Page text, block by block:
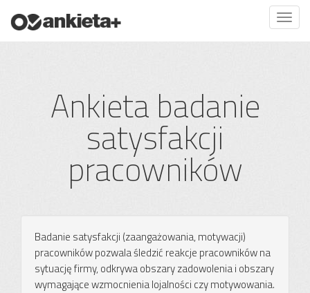
Ankieta badanie
satysfakcji
pracowników
Badanie satysfakcji (zaangażowania, motywacji)
pracowników pozwala śledzić reakcje pracowników na
sytuację firmy, odkrywa obszary zadowolenia i obszary
wymagające wzmocnienia lojalności czy motywowania.